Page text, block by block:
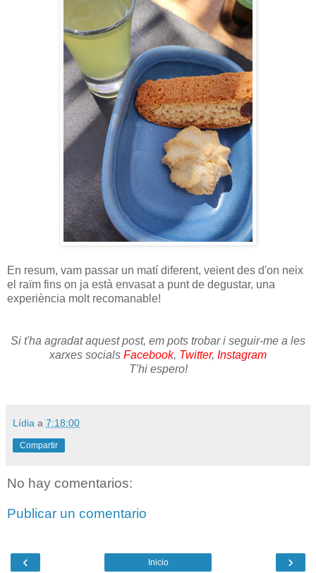
En resum, vam passar un matí diferent, veient des d'on neix
el raïm fins on ja està envasat a punt de degustar, una
experiència molt recomanable!
Si t'ha agradat aquest post, em pots trobar i seguir-me a les
xarxes socials Facebook, Twitter, Instagram
T'hi espero!
Lídia a 7:18:00
Compartir
No hay comentarios:
Publicar un comentario
‹ ›
Inicio